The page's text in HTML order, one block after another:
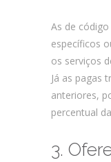
As de
específicos
os serviços
Já as pagas
anteriores,
percentual
3.